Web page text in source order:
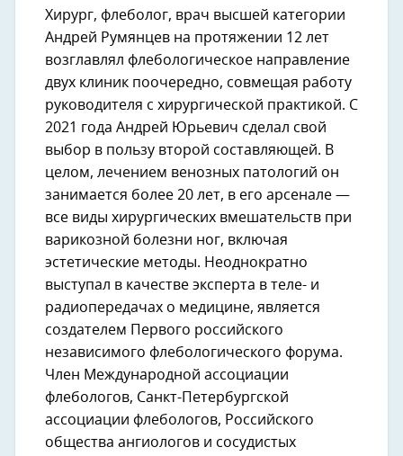
Хирург, флеболог, врач высшей категории
Андрей Румянцев на протяжении 12 лет
возглавлял флебологическое направление
двух клиник поочередно, совмещая работу
руководителя с хирургической практикой. С
2021 года Андрей Юрьевич сделал свой
выбор в пользу второй составляющей. В
целом, лечением венозных патологий он
занимается более 20 лет, в его арсенале —
все виды хирургических вмешательств при
варикозной болезни ног, включая
эстетические методы. Неоднократно
выступал в качестве эксперта в теле- и
радиопередачах о медицине, является
создателем Первого российского
независимого флебологического форума.
Член Международной ассоциации
флебологов, Санкт-Петербургской
ассоциации флебологов, Российского
общества ангиологов и сосудистых